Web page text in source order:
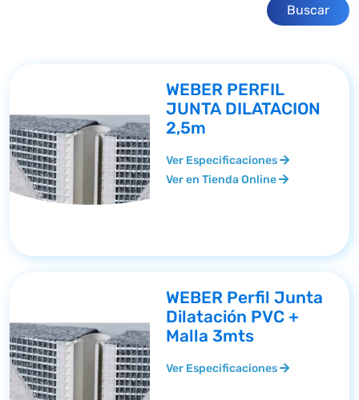
Buscar
WEBER PERFIL
JUNTA DILATACION
2,5m
Ver Especificaciones
Ver en Tienda Online
WEBER Perfil Junta
Dilatación PVC +
Malla 3mts
Ver Especificaciones